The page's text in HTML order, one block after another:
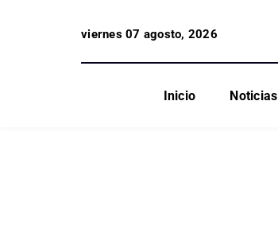
viernes 07 agosto, 2026
Inicio Noticias